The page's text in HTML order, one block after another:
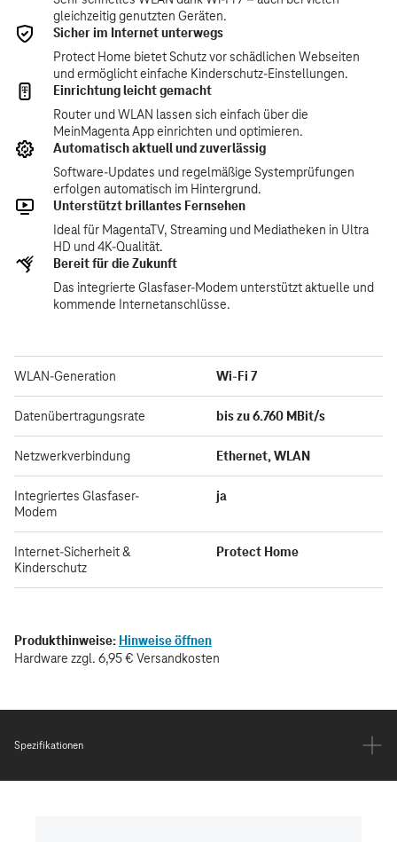
Spezifikationen